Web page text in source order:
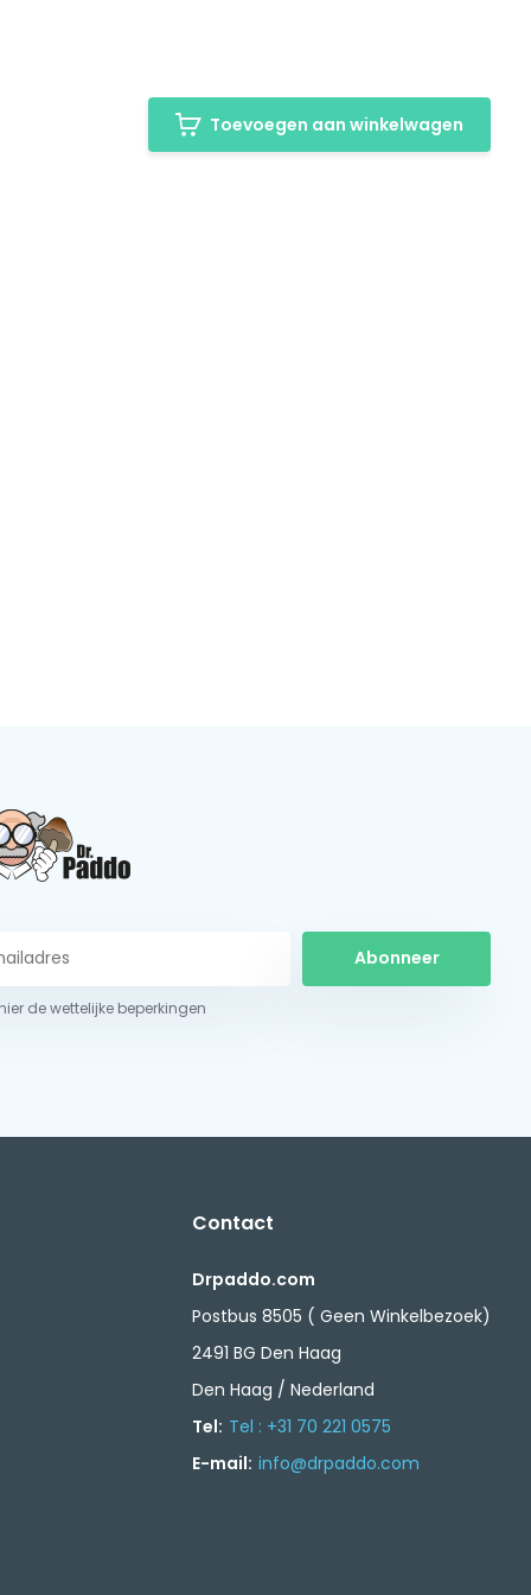
Toevoegen aan winkelwagen
Abonneer
de wettelijke beperkingen
Contact
Drpaddo.com
Postbus 8505 ( Geen Winkelbezoek)
2491 BG Den Haag
Den Haag / Nederland
Tel: Tel : +31 70 221 0575
E-mail: info@drpaddo.com